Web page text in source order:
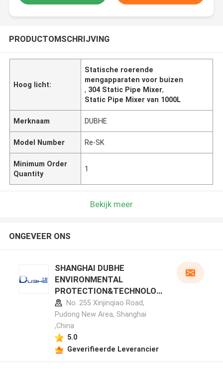
PRODUCTOMSCHRIJVING
Hoog licht:
Statische roerende
mengapparaten voor buizen
, 304 Static Pipe Mixer,
Static Pipe Mixer van 1000L
Merknaam DUBHE
Model Number Re-SK
Minimum Order
Quantity
1
Bekijk meer
ONGEVEER ONS
SHANGHAI DUBHE
ENVIRONMENTAL
PROTECTION&TECHNOLOG
Y CO.,LTD fabrikant profiel
No. 255 Xinjinqiao Road,
Pudong New Area, Shanghai
,China
5.0
Geverifieerde Leverancier